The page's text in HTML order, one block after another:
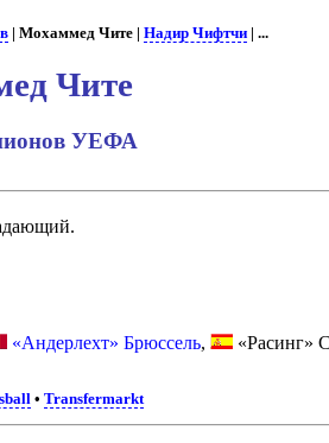
| Мохаммед Чите | Надир Чифтчи| ...
Чите
УЕФА
«Андерлехт» Брюссель, «Расинг»
•Transfermarkt